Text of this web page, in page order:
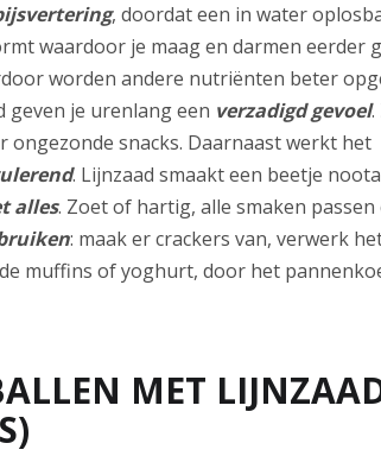
, doordat een in water
waardoor je maag en darmen eerder
worden andere nutriënten beter
geven je urenlang een verzadigd gevoel
ongezonde snacks. Daarnaast werkt het
. Lijnzaad smaakt een beetje
alles. Zoet of hartig, alle smaken passen
: maak er crackers van, verwerk
muffins of yoghurt, door het
MET